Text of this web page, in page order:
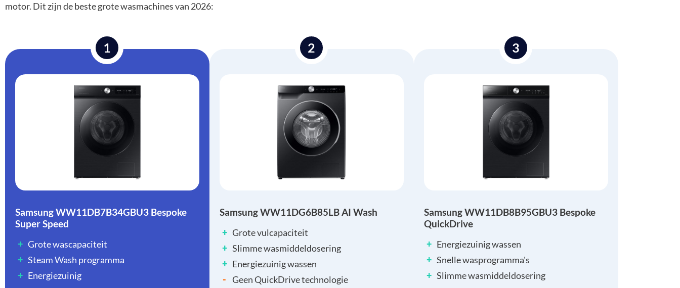
motor. Dit zijn de beste grote wasmachines van 2026:
1
Samsung WW11DB7B34GBU3 Bespoke
Super Speed
+ Grote wascapaciteit
+ Steam Wash programma
+ Energiezuinig
2
Samsung WW11DG6B85LB AI Wash
+ Grote vulcapaciteit
+ Slimme wasmiddeldosering
+ Energiezuinig wassen
- Geen QuickDrive technologie
3
Samsung WW11DB8B95GBU3 Bespoke
QuickDrive
+ Energiezuinig wassen
+ Snelle wasprogramma's
+ Slimme wasmiddeldosering